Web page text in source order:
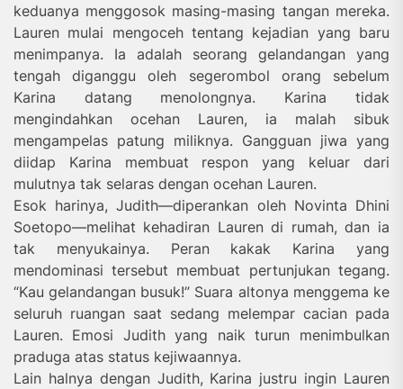
keduanya menggosok masing-masing tangan mereka.
Lauren mulai mengoceh tentang kejadian yang baru
menimpanya. Ia adalah seorang gelandangan yang
tengah diganggu oleh segerombol orang sebelum
Karina datang menolongnya. Karina tidak
mengindahkan ocehan Lauren, ia malah sibuk
mengampelas patung miliknya. Gangguan jiwa yang
diidap Karina membuat respon yang keluar dari
mulutnya tak selaras dengan ocehan Lauren.
Esok harinya, Judith—diperankan oleh Novinta Dhini
Soetopo—melihat kehadiran Lauren di rumah, dan ia
tak menyukainya. Peran kakak Karina yang
mendominasi tersebut membuat pertunjukan tegang.
“Kau gelandangan busuk!” Suara altonya menggema ke
seluruh ruangan saat sedang melempar cacian pada
Lauren. Emosi Judith yang naik turun menimbulkan
praduga atas status kejiwaannya.
Lain halnya dengan Judith, Karina justru ingin Lauren